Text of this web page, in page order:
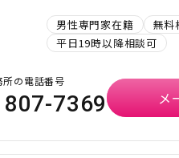
男性専門家在籍 無料
平日19時以降相談可
所の電話番号
7369 メ